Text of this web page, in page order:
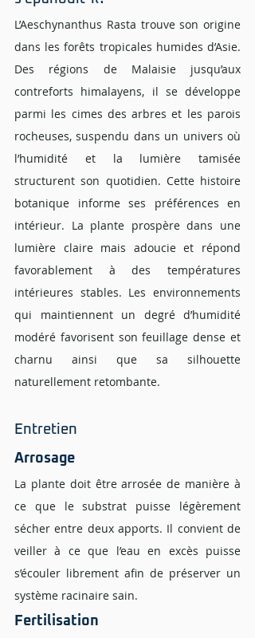
L’Aeschynanthus Rasta trouve son origine
dans les forêts tropicales humides d’Asie.
Des régions de Malaisie jusqu’aux
contreforts himalayens, il se développe
parmi les cimes des arbres et les parois
rocheuses, suspendu dans un univers où
l’humidité et la lumière tamisée
structurent son quotidien. Cette histoire
botanique informe ses préférences en
intérieur. La plante prospère dans une
lumière claire mais adoucie et répond
favorablement à des températures
intérieures stables. Les environnements
qui maintiennent un degré d’humidité
modéré favorisent son feuillage dense et
charnu ainsi que sa silhouette
naturellement retombante.
Entretien
Arrosage
La plante doit être arrosée de manière à
ce que le substrat puisse légèrement
sécher entre deux apports. Il convient de
veiller à ce que l’eau en excès puisse
s’écouler librement afin de préserver un
système racinaire sain.
Fertilisation